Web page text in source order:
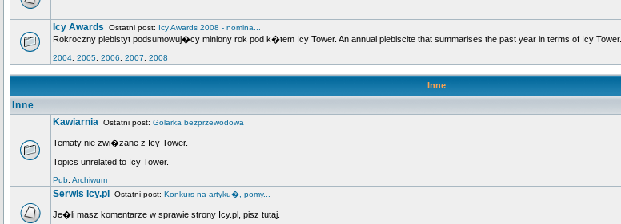
Icy Awards Ostatni post: Icy Awards 2008 - nomina...
Rokroczny plebistyt podsumowuj�cy miniony rok pod k�tem Icy Tower. An annual plebiscite that summarises the past year in terms of Icy Tower.
2004 2005 2006 2007 2008
Inne
Inne
Kawiarnia Ostatni post: Golarka bezprzewodowa
Tematy nie zwi�zane z Icy Tower.
Topics unrelated to Icy Tower.
Pub Archiwum
Serwis icy.pl Ostatni post: Konkurs na artyku�, pomy...
Je�li masz komentarze w sprawie strony Icy.pl, pisz tutaj.